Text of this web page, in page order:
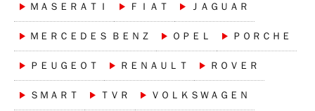
ＭＡＳＥＲＡＴＩ ＦＩＡＴ ＪＡＧＵＡＲ
ＭＥＲＣＥＤＥＳ ＢＥＮＺ ＯＰＥＬ ＰＯＲＣＨＥ
ＰＥＵＧＥＯＴ ＲＥＮＡＵＬＴ ＲＯＶＥＲ
ＳＭＡＲＴ ＴＶＲ ＶＯＬＫＳＷＡＧＥＮ